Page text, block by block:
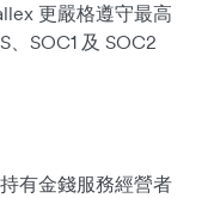
更嚴格遵守最高
、SOC1 及 SOC2
有金錢服務經營者